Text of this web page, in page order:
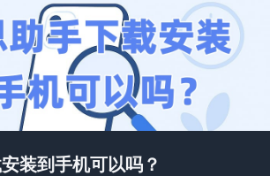
装到手机可以吗？